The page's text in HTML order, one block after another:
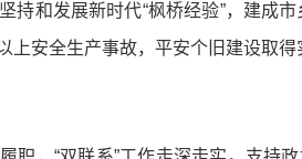
和发展新时代“枫桥经验”，建成
安全生产事故，平安个旧建设取得